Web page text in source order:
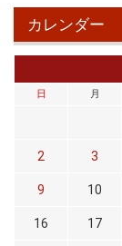
カレンダー
日 月
2 3
9 10
16 17